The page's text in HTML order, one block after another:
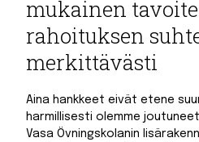
mukainen
rahoituksen
merkittävästi
Aina hankkeet eivät etene
harmillisesti olemme
Vasa Övningskolanin